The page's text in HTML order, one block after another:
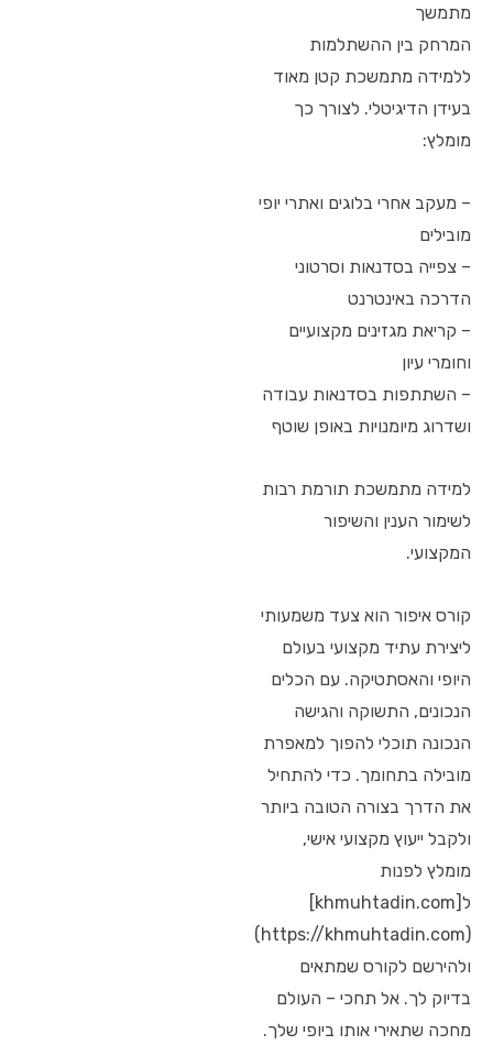
מתמשך
המרחק בין ההשתלמות
ללמידה מתמשכת קטן מאוד
בעידן הדיגיטלי. לצורך כך
מומלץ:
– מעקב אחרי בלוגים ואתרי יופי
מובילים
– צפייה בסדנאות וסרטוני
הדרכה באינטרנט
– קריאת מגזינים מקצועיים
וחומרי עיון
– השתתפות בסדנאות עבודה
ושדרוג מיומנויות באופן שוטף
למידה מתמשכת תורמת רבות
לשימור הענין והשיפור
המקצועי.
קורס איפור הוא צעד משמעותי
ליצירת עתיד מקצועי בעולם
היופי והאסתטיקה. עם הכלים
הנכונים, התשוקה והגישה
הנכונה תוכלי להפוך למאפרת
מובילה בתחומך. כדי להתחיל
את הדרך בצורה הטובה ביותר
ולקבל ייעוץ מקצועי אישי,
מומלץ לפנות
ל[khmuhtadin.com]
(https://khmuhtadin.com)
ולהירשם לקורס שמתאים
בדיוק לך. אל תחכי – העולם
מחכה שתאירי אותו ביופי שלך.